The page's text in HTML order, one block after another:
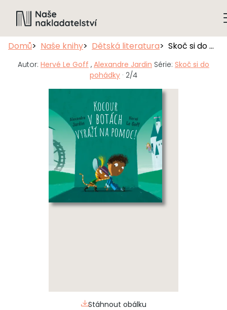
Domů Naše knihy Dětská literatura Skoč si do pohádky: Kocour v botách vyráží na pomoc!
Autor: Hervé Le Goff , Alexandre Jardin Série: Skoč si do
pohádky · 2/4
Stáhnout obálku